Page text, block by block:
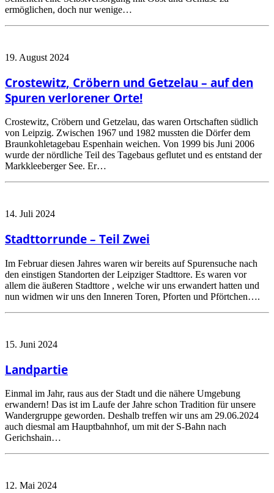
ermöglichen, doch nur wenige…
19. August 2024
Crostewitz, Cröbern und Getzelau – auf den
Spuren verlorener Orte!
Crostewitz, Cröbern und Getzelau, das waren Ortschaften südlich
von Leipzig. Zwischen 1967 und 1982 mussten die Dörfer dem
Braunkohletagebau Espenhain weichen. Von 1999 bis Juni 2006
wurde der nördliche Teil des Tagebaus geflutet und es entstand der
Markkleeberger See. Er…
14. Juli 2024
Stadttorrunde – Teil Zwei
Im Februar diesen Jahres waren wir bereits auf Spurensuche nach
den einstigen Standorten der Leipziger Stadttore. Es waren vor
allem die äußeren Stadttore , welche wir uns erwandert hatten und
nun widmen wir uns den Inneren Toren, Pforten und Pförtchen….
15. Juni 2024
Landpartie
Einmal im Jahr, raus aus der Stadt und die nähere Umgebung
erwandern! Das ist im Laufe der Jahre schon Tradition für unsere
Wandergruppe geworden. Deshalb treffen wir uns am 29.06.2024
auch diesmal am Hauptbahnhof, um mit der S-Bahn nach
Gerichshain…
12. Mai 2024